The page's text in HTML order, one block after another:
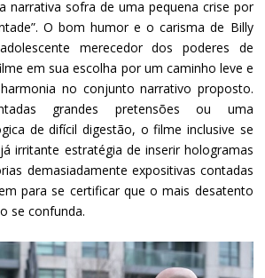
narrativa sofra de uma pequena crise por
O bom humor e o carisma de Billy
merecedor dos poderes de
em sua escolha por um caminho leve e
no conjunto narrativo proposto.
grandes pretensões ou uma
de difícil digestão, o filme inclusive se
irritante estratégia de inserir hologramas
demasiadamente expositivas contadas
para se certificar que o mais desatento
se confunda.